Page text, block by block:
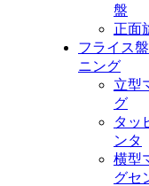
盤
正面
フライス
ニング
立型
グ
タッ
ンタ
横型
グセ